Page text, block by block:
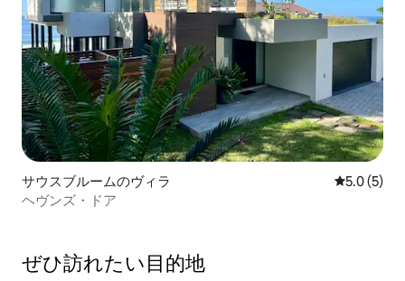
サウスブルームのヴィラ レビュー5
5.0 (5)
ヘヴンズ・ドア
ぜひ訪⁠れ⁠た⁠い目⁠的⁠地